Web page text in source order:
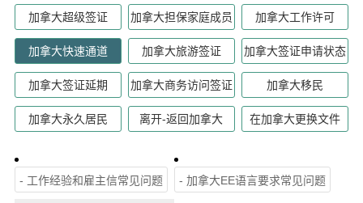
加拿大超级签证 加拿大担保家庭成员 加拿大工作许可
加拿大快速通道 加拿大旅游签证 加拿大签证申请状态
加拿大签证延期 加拿大商务访问签证 加拿大移民
加拿大永久居民 离开-返回加拿大 在加拿大更换文件
- 工作经验和雇主信常见问题 - 加拿大EE语言要求常见问题